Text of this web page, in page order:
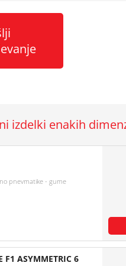
izdelki enakih
pnevmatike - gume
F1 ASYMMETRIC 6